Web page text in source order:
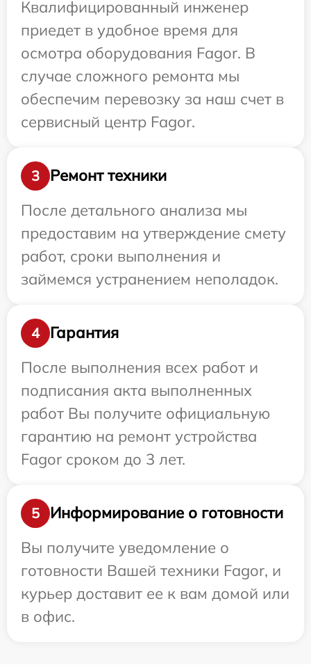
Квалифицированный инженер
приедет в удобное время для
осмотра оборудования Fagor. В
случае сложного ремонта мы
обеспечим перевозку за наш счет в
сервисный центр Fagor.
3
Ремонт техники
После детального анализа мы
предоставим на утверждение смету
работ, сроки выполнения и
займемся устранением неполадок.
4
Гарантия
После выполнения всех работ и
подписания акта выполненных
работ Вы получите официальную
гарантию на ремонт устройства
Fagor сроком до 3 лет.
5
Информирование о готовности
Вы получите уведомление о
готовности Вашей техники Fagor, и
курьер доставит ее к вам домой или
в офис.